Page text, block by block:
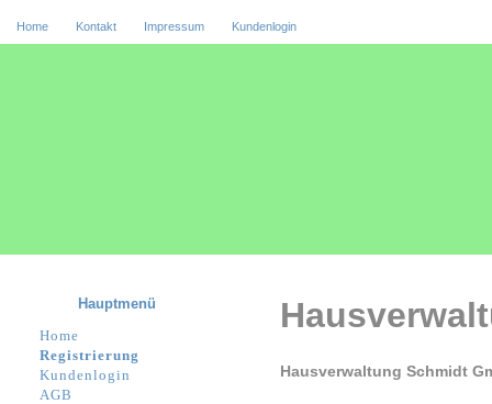
Home Kontakt Impressum Kundenlogin
Hausverwaltung Schmidt
Hauptmenü
Home
Registrierung
Kundenlogin
AGB